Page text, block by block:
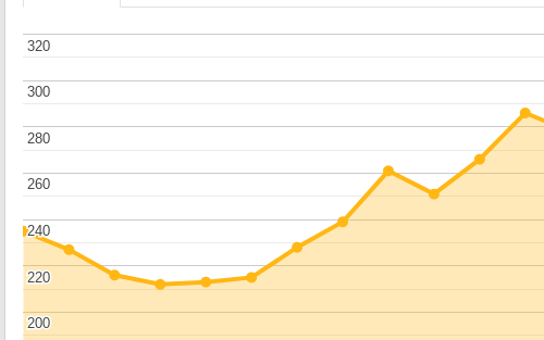
200
200
220
220
240
240
260
260
280
280
300
300
320
320